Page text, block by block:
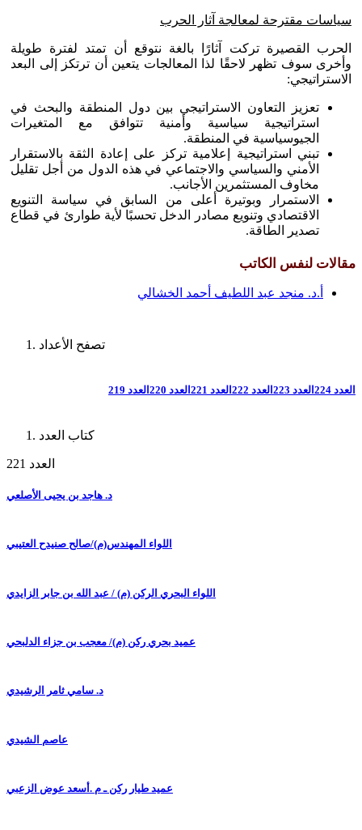
سياسات مقترحة لمعالجة آثار الحرب
الحرب القصيرة تركت آثارًا بالغة نتوقع أن تمتد لفترة طويلة
وأخرى سوف تظهر لاحقًا لذا المعالجات يتعين أن ترتكز إلى البعد
الاستراتيجي:
تعزيز التعاون الاستراتيجي بين دول المنطقة والبحث في
استراتيجية سياسية وأمنية تتوافق مع المتغيرات
الجيوسياسية في المنطقة.
تبني استراتيجية إعلامية تركز على إعادة الثقة بالاستقرار
الأمني والسياسي والاجتماعي في هذه الدول من أجل تقليل
مخاوف المستثمرين الأجانب.
الاستمرار وبوتيرة أعلى من السابق في سياسة التنويع
الاقتصادي وتنويع مصادر الدخل تحسبًا لأية طوارئ في قطاع
تصدير الطاقة.
مقالات لنفس الكاتب
أ.د. منجد عبد اللطيف أحمد الخشالي
تصفح الأعداد
العدد 224 العدد 223 العدد 222 العدد 221 العدد 220 العدد 219
كتاب العدد
العدد 221
د. هاجد بن يحيى الأصلعي
اللواء المهندس(م)/صالح صنيدح العتيبي
اللواء البحري الركن (م) / عبد الله بن جابر الزايدي
عميد بحري ركن (م)/ معجب بن جزاء الدلبحي
د. سامي ثامر الرشيدي
عاصم الشيدي
عميد طيار ركن ـ م .أسعد عوض الزعبي